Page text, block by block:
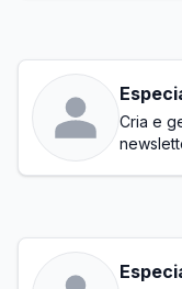
Cria e